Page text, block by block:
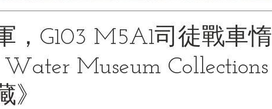
，G103 M5A1司徒戰車惰
Museum Collections |
》